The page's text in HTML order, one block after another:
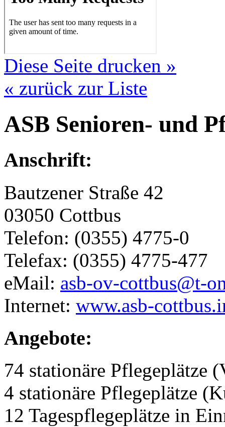
Diese Seite drucken »
« zurück zur Liste
ASB Senioren- und
Anschrift:
Bautzener Straße 42
03050 Cottbus
Telefon: (0355) 4775-0
Telefax: (0355) 4775-477
eMail: asb-ov-cottbus@t-
Internet: www.asb-
Angebote:
74 stationäre Pflegeplätze
4 stationäre Pflegeplätze
12 Tagespflegeplätze in